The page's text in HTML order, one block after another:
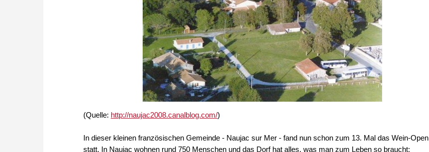
(Quelle: http://naujac2008.canalblog.com/)
In dieser kleinen französischen Gemeinde - Naujac sur Mer - fand nun schon zum 13. Mal das Wein-Open
statt. In Naujac wohnen rund 750 Menschen und das Dorf hat alles, was man zum Leben so braucht: